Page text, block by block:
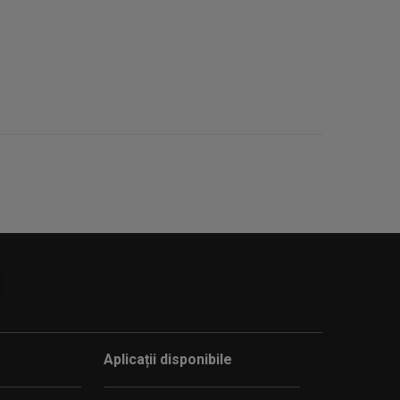
Aplicații disponibile